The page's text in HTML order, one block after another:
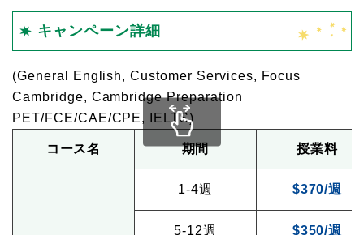
キャンペーン詳細
(General English, Customer Services, Focus
Cambridge, Cambridge Preparation
PET/FCE/CAE/CPE, IELTS)
コース名 期間 授業料
1-4週 $370/週
5-12週 $350/週